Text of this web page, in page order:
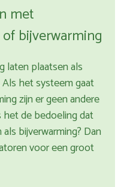
met
bijverwarming
laten plaatsen als
het systeem gaat
zijn er geen andere
de bedoeling dat
bijverwarming? Dan
voor een groot